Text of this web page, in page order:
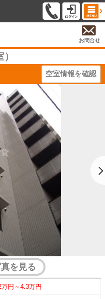
お問合せ
）
空室情報を確認
を見る
万円～4.3万円